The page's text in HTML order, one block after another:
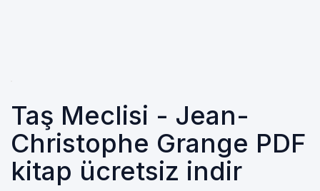
Taş Meclisi - Jean-
Christophe Grange PDF
kitap ücretsiz indir